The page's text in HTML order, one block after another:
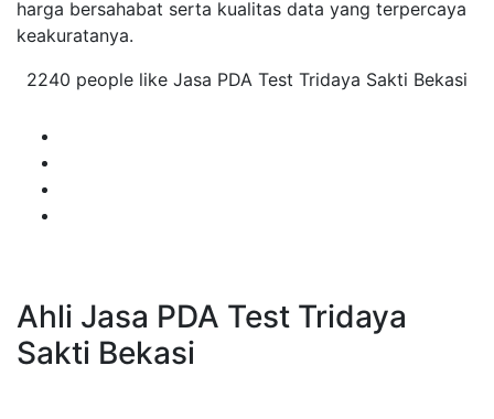
harga bersahabat serta kualitas data yang terpercaya
keakuratanya.
2240 people like Jasa PDA Test Tridaya Sakti Bekasi
Ahli Jasa PDA Test Tridaya
Sakti Bekasi